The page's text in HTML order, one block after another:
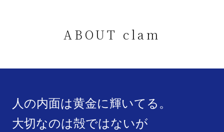
ABOUT clam
人の内面は黄金に輝いてる。
大切なのは殻ではないが